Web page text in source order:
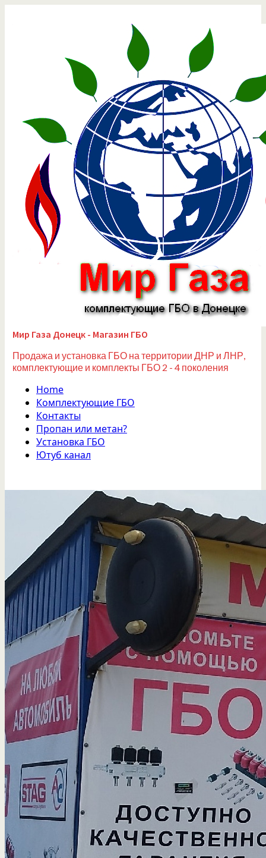
Мир Газа Донецк - Магазин ГБО
Продажа и установка ГБО на территории ДНР и ЛНР,
комплектующие и комплекты ГБО 2 - 4 поколения
Home
Комплектующие ГБО
Контакты
Пропан или метан?
Установка ГБО
Ютуб канал